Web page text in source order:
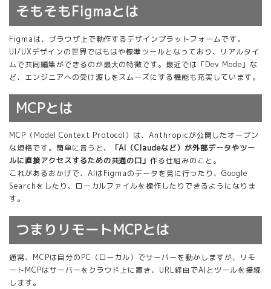
そもそもFigmaとは
Figmaは、ブラウザ上で動作するデザインプラットフォームです。
UI/UXデザインの世界ではもはや標準ツールとなっており、リアルタイ
ムで共同編集ができるのが最大の特徴です。最近では「Dev Mode」な
ど、エンジニアへの受け渡しをスムーズにする機能も充実しています。
MCPとは
MCP（Model Context Protocol）は、Anthropicが公開したオープン
な規格です。簡単に言うと、
「AI（Claudeなど）が外部データやツー
ルに直接アクセスするための共通の口」作る仕組みのこと。
これがあるおかげで、AIはFigmaのデータを見に行ったり、Google
Searchをしたり、ローカルファイルを操作したりできるようになりま
す。
つまりリモートMCPとは
通常、MCPは自分のPC（ローカル）でサーバーを動かしますが、リモ
ートMCPはサーバーをクラウド上に置き、URL経由でAIとツールを接続
します。